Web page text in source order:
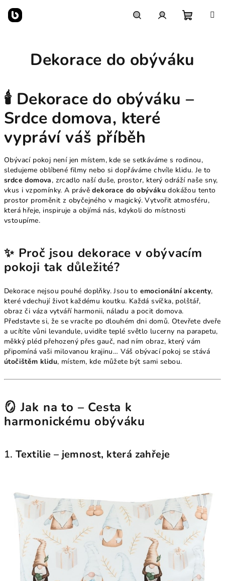
obsah
košík
Dekorace do obýváku
🕯️ Dekorace do obýváku –
Srdce domova, které
vypráví váš příběh
Obývací pokoj není jen místem, kde se setkáváme s rodinou,
sledujeme oblíbené filmy nebo si dopřáváme chvíle klidu. Je to
srdce domova, zrcadlo naší duše, prostor, který odráží naše sny,
vkus i vzpomínky. A právědekorace do obýváku dokážou tento
prostor proměnit z obyčejného v magický. Vytvořit atmosféru,
která hřeje, inspiruje a objímá nás, kdykoli do místnosti
vstoupíme.
✨ Proč jsou dekorace v obývacím
pokoji tak důležité?
Dekorace nejsou pouhé doplňky. Jsou to emocionální akcenty,
které vdechují život každému koutku. Každá svíčka, polštář,
obraz či váza vytváří harmonii, náladu a pocit domova.
Představte si, že se vracíte po dlouhém dni domů. Otevřete dveře
a ucítíte vůni levandule, uvidíte teplé světlo lucerny na parapetu,
měkký pléd přehozený přes gauč, nad ním obraz, který vám
připomíná vaši milovanou krajinu… Váš obývací pokoj se stává
útočištěm klidu, místem, kde můžete být sami sebou.
🪞Jak na to – Cesta k
harmonickému obýváku
1.Textilie – jemnost, která zahřeje